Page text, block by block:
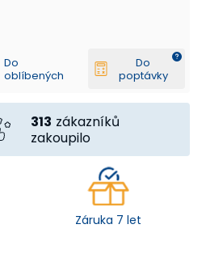
Do
oblíbených
Do
poptávky
313 zákazníků
zakoupilo
Záruka 7 let